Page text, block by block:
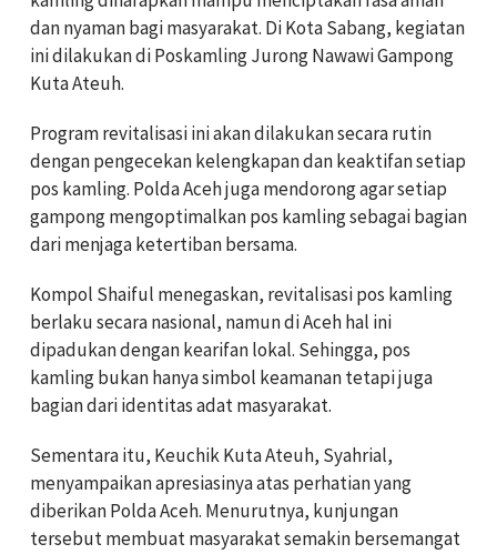
dan nyaman bagi masyarakat. Di Kota Sabang, kegiatan
ini dilakukan di Poskamling Jurong Nawawi Gampong
Kuta Ateuh.
Program revitalisasi ini akan dilakukan secara rutin
dengan pengecekan kelengkapan dan keaktifan setiap
pos kamling. Polda Aceh juga mendorong agar setiap
gampong mengoptimalkan pos kamling sebagai bagian
dari menjaga ketertiban bersama.
Kompol Shaiful menegaskan, revitalisasi pos kamling
berlaku secara nasional, namun di Aceh hal ini
dipadukan dengan kearifan lokal. Sehingga, pos
kamling bukan hanya simbol keamanan tetapi juga
bagian dari identitas adat masyarakat.
Sementara itu, Keuchik Kuta Ateuh, Syahrial,
menyampaikan apresiasinya atas perhatian yang
diberikan Polda Aceh. Menurutnya, kunjungan
tersebut membuat masyarakat semakin bersemangat